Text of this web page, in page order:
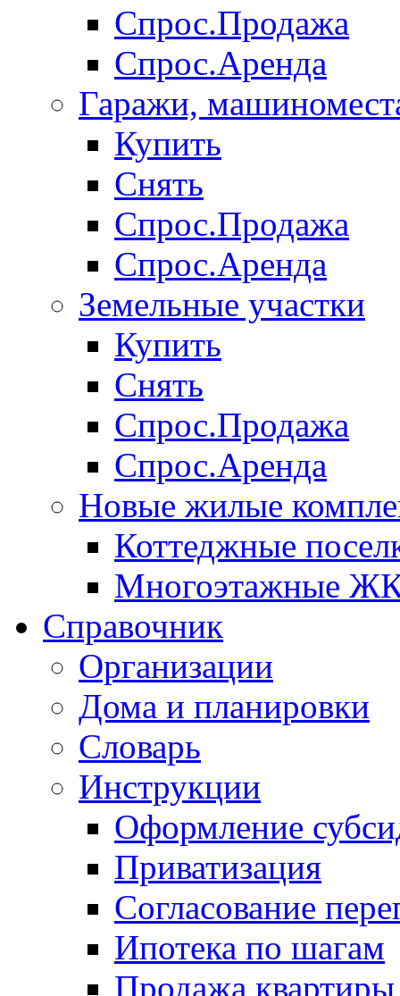
Спрос.Продажа
Спрос.Аренда
Гаражи,
Купить
Снять
Спрос.Продажа
Спрос.Аренда
Земельные участки
Купить
Снять
Спрос.Продажа
Спрос.Аренда
Новые жилые
Коттеджные
Многоэтажные
Справочник
Организации
Дома и планировки
Словарь
Инструкции
Оформление
Приватизация
Согласование
Ипотека по шагам
Продажа квартиры